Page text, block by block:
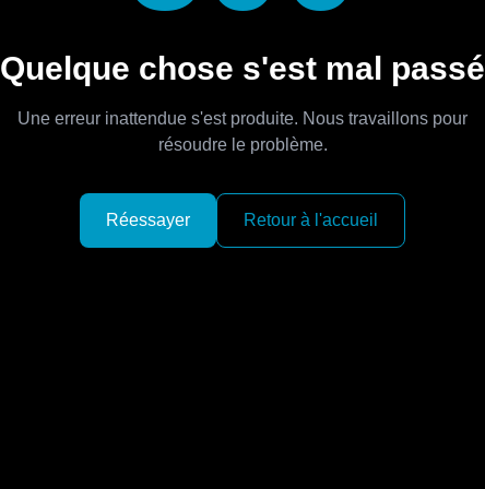
Quelque chose s'est mal passé
Une erreur inattendue s'est produite. Nous travaillons pour
résoudre le problème.
Réessayer Retour à l'accueil